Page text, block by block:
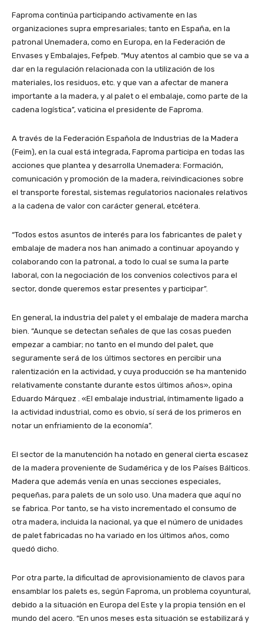
Faproma continúa participando activamente en las
organizaciones supra empresariales; tanto en España, en la
patronal Unemadera, como en Europa, en la Federación de
Envases y Embalajes, Fefpeb. “Muy atentos al cambio que se va a
dar en la regulación relacionada con la utilización de los
materiales, los residuos, etc. y que van a afectar de manera
importante a la madera, y al palet o el embalaje, como parte de la
cadena logística”, vaticina el presidente de Faproma.
A través de la Federación Española de Industrias de la Madera
(Feim), en la cual está integrada, Faproma participa en todas las
acciones que plantea y desarrolla Unemadera: Formación,
comunicación y promoción de la madera, reivindicaciones sobre
el transporte forestal, sistemas regulatorios nacionales relativos
a la cadena de valor con carácter general, etcétera.
“Todos estos asuntos de interés para los fabricantes de palet y
embalaje de madera nos han animado a continuar apoyando y
colaborando con la patronal, a todo lo cual se suma la parte
laboral, con la negociación de los convenios colectivos para el
sector, donde queremos estar presentes y participar”.
En general, la industria del palet y el embalaje de madera marcha
bien. “Aunque se detectan señales de que las cosas pueden
empezar a cambiar; no tanto en el mundo del palet, que
seguramente será de los últimos sectores en percibir una
ralentización en la actividad, y cuya producción se ha mantenido
relativamente constante durante estos últimos años», opina
Eduardo Márquez . «El embalaje industrial, íntimamente ligado a
la actividad industrial, como es obvio, sí será de los primeros en
notar un enfriamiento de la economía”.
El sector de la manutención ha notado en general cierta escasez
de la madera proveniente de Sudamérica y de los Países Bálticos.
Madera que además venía en unas secciones especiales,
pequeñas, para palets de un solo uso. Una madera que aquí no
se fabrica. Por tanto, se ha visto incrementado el consumo de
otra madera, incluida la nacional, ya que el número de unidades
de palet fabricadas no ha variado en los últimos años, como
quedó dicho.
Por otra parte, la dificultad de aprovisionamiento de clavos para
ensamblar los palets es, según Faproma, un problema coyuntural,
debido a la situación en Europa del Este y la propia tensión en el
mundo del acero. “En unos meses esta situación se estabilizará y